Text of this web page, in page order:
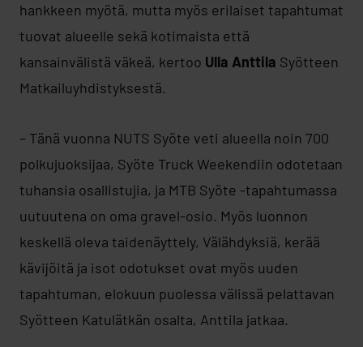
hankkeen myötä, mutta myös erilaiset tapahtumat
tuovat alueelle sekä kotimaista että
kansainvälistä väkeä, kertoo Ulla Anttila Syötteen
Matkailuyhdistyksestä.
– Tänä vuonna NUTS Syöte veti alueella noin 700
polkujuoksijaa, Syöte Truck Weekendiin odotetaan
tuhansia osallistujia, ja MTB Syöte -tapahtumassa
uutuutena on oma gravel-osio. Myös luonnon
keskellä oleva taidenäyttely, Välähdyksiä, kerää
kävijöitä ja isot odotukset ovat myös uuden
tapahtuman, elokuun puolessa välissä pelattavan
Syötteen Katulätkän osalta, Anttila jatkaa.